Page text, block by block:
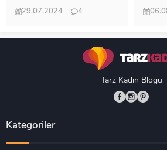
29.07.2024
4
Tarz Kadın Blogu
Kategoriler